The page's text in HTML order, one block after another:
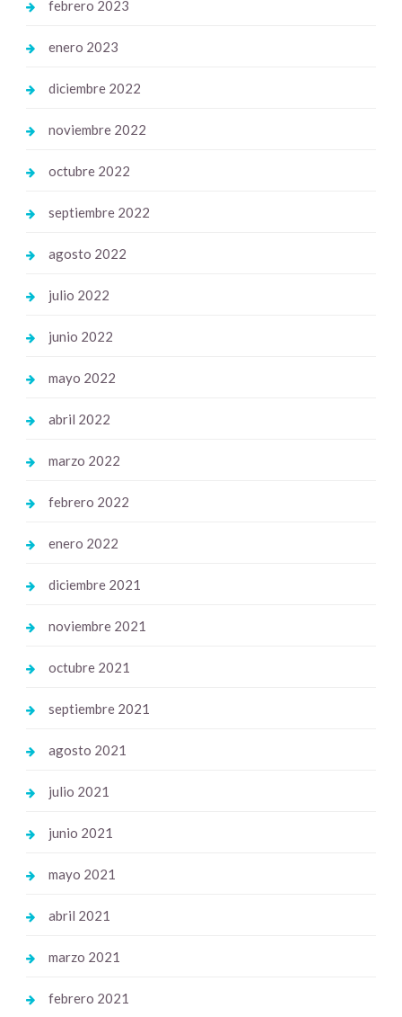
febrero 2023
enero 2023
diciembre 2022
noviembre 2022
octubre 2022
septiembre 2022
agosto 2022
julio 2022
junio 2022
mayo 2022
abril 2022
marzo 2022
febrero 2022
enero 2022
diciembre 2021
noviembre 2021
octubre 2021
septiembre 2021
agosto 2021
julio 2021
junio 2021
mayo 2021
abril 2021
marzo 2021
febrero 2021